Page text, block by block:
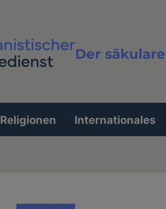
Der
Volltextsuche
Religionen Internationales